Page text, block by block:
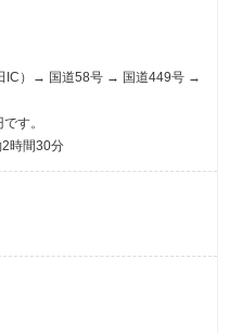
IC）→ 国道58号 → 国道449号 →
す。
時間30分